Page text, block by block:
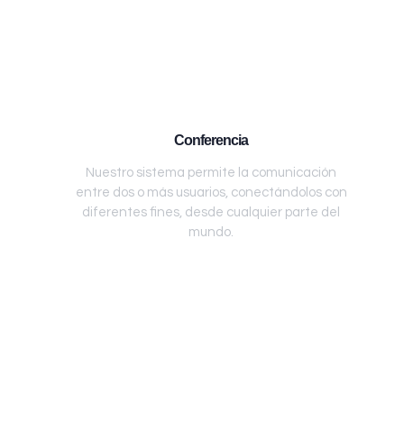
Conferencia
Nuestro sistema permite la comunicación
entre dos o más usuarios, conectándolos con
diferentes fines, desde cualquier parte del
mundo.